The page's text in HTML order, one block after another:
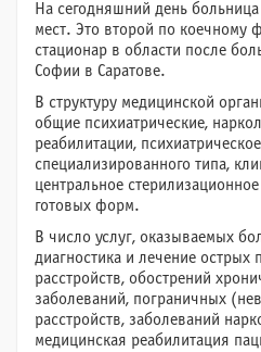
На сегодняшний день
мест. Это второй по коечному
стационар в области после
Софии в Саратове.
В структуру медицинской
общие психиатрические,
реабилитации,
специализированного типа,
центральное
готовых форм.
В число услуг, оказываемых
диагностика и лечение острых
расстройств, обострений
заболеваний, пограничных
расстройств, заболеваний
медицинская реабилитация